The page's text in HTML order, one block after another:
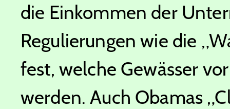
die Einkommen der
Regulierungen wie die
fest, welche Gewässer
werden. Auch Obamas